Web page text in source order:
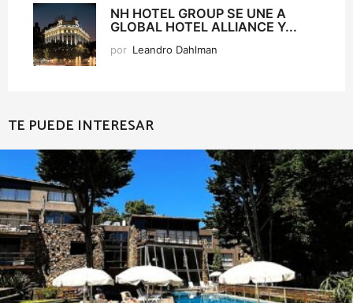
NH HOTEL GROUP SE UNE A
GLOBAL HOTEL ALLIANCE Y...
por Leandro Dahlman
TE PUEDE INTERESAR